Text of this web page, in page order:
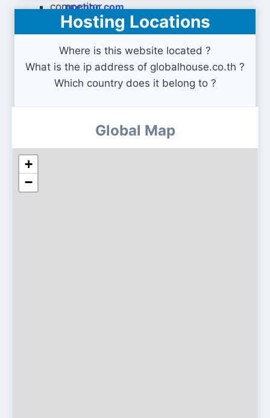
nocnoc.com
Hosting Locations
Where is this website located ?
What is the ip address of globalhouse.co.th ?
Which country does it belong to ?
Global Map
+
−